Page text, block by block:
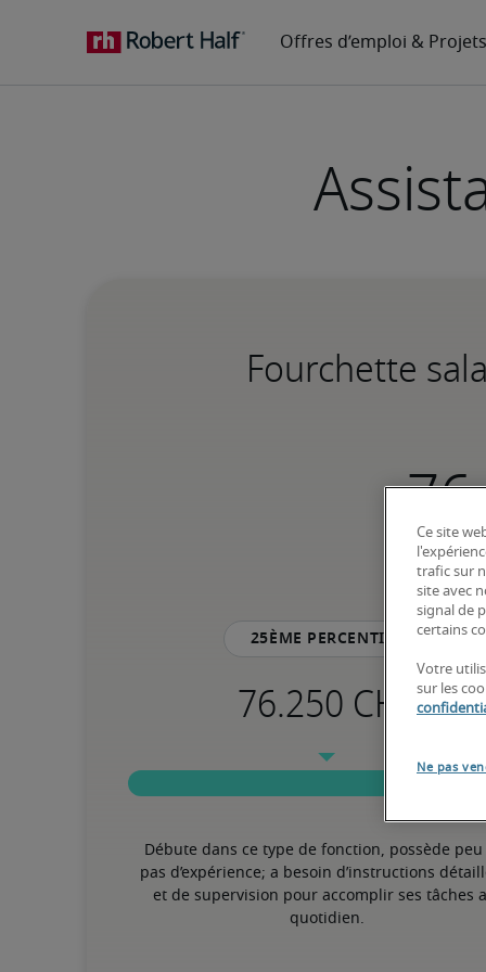
Fourchette
25ème percentile
Débute dans ce type de fonction, possède peu
pas d’expérience; a besoin d’instructions
et de supervision pour accomplir ses tâches
quotidien.
Ce site
trafic sur
site avec
signal de
certains
Votre
sur les
Ne pas